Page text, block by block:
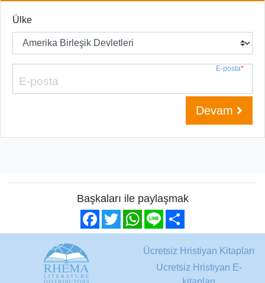
Ülke
E-posta*
Devam
Başkaları ile paylaşmak
Facebook
TwitterWhatsApp
Line
Ücretsiz Hristiyan Kitapları
Ucretsiz Hristiyan E-